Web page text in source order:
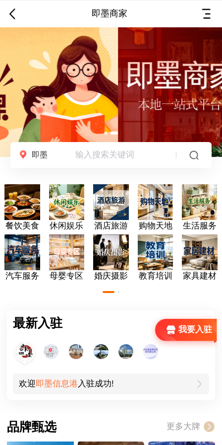
即墨商家
即墨 输入搜索关键词
餐饮美食 休闲娱乐 酒店旅游 购物天地 生活服务
汽车服务 母婴专区 婚庆摄影 教育培训 家具建材
最新入驻 我要入驻
欢迎即墨信息港入驻成功!
品牌甄选 更多大牌